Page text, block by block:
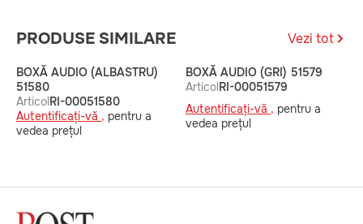
PRODUSE SIMILARE Vezi tot
BOXĂ AUDIO (ALBASTRU)
51580
ArticolRI-00051580
Autentificați-vă , pentru a
vedea prețul
BOXĂ AUDIO (GRI) 51579
ArticolRI-00051579
Autentificați-vă , pentru a
vedea prețul